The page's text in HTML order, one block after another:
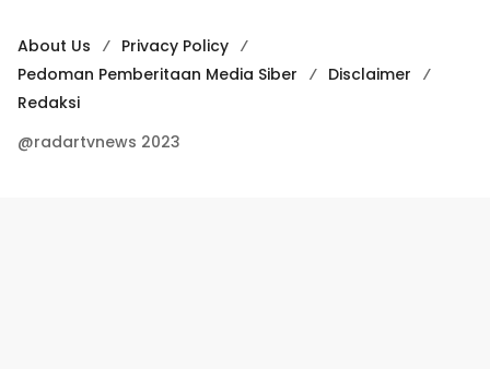
About Us
Privacy Policy
Pedoman Pemberitaan Media Siber
Disclaimer
Redaksi
@radartvnews 2023